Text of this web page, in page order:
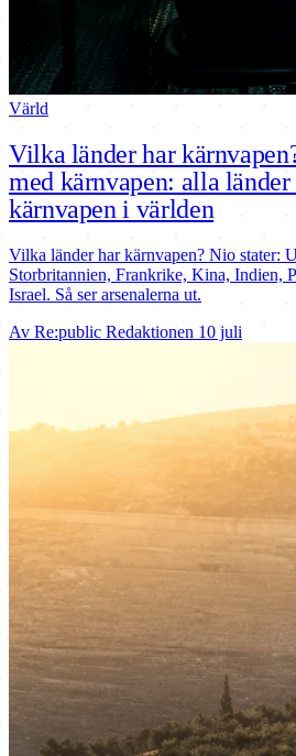
Värld
Vilka länder har
med kärnvapen: alla länder
kärnvapen i världen
Vilka länder har kärnvapen? Nio stater:
Storbritannien, Frankrike, Kina, Indien,
Israel. Så ser arsenalerna ut.
Av Re:public Redaktionen 10 juli